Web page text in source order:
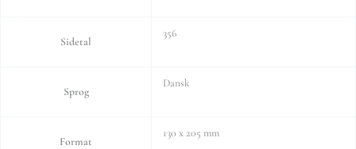
Sidetal
356
Sprog
Dansk
Format
130 x 205 mm